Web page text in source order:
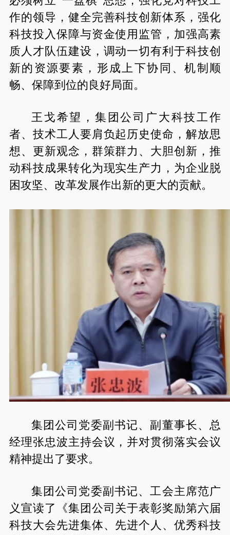
作的领导，健全完善科技创新体系，强化
科技投入保障与资金使用监管，加强高素
质人才队伍建设，调动一切有利于科技创
新的资源要素，形成上下协同、机制顺
畅、保障到位的良好局面。
王戈希望，集团公司广大科技工作
者、技术工人要肩负起历史使命，解放思
想、更新观念，群策群力、大胆创新，推
动科技成果转化为现实生产力，为企业脱
困攻坚、改革发展作出新的更大的贡献。
集团公司党委副书记、副董事长、总
经理张忠波主持会议，并对贯彻落实会议
精神提出了要求。
集团公司党委副书记、工会主席范广
义宣读了《集团公司关于表彰奖励第六届
科技大会先进集体、先进个人、优秀科技